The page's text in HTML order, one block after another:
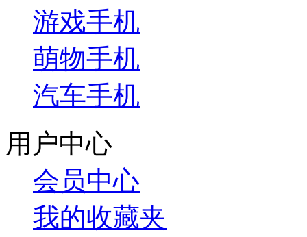
游戏手机
萌物手机
汽车手机
用户中心
会员中心
我的收藏夹